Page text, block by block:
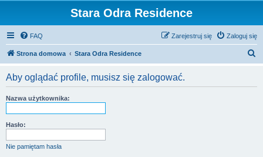
Stara Odra Residence
FAQ Zaloguj się
Zarejestruj się
Strona domowa Stara Odra Residence
Aby oglądać profile, musisz się zalogować.
Nazwa użytkownika:
Hasło:
Nie pamiętam hasła